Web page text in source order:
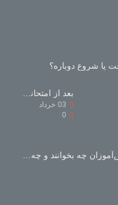
یا شروع دوباره؟
03 خرداد
0